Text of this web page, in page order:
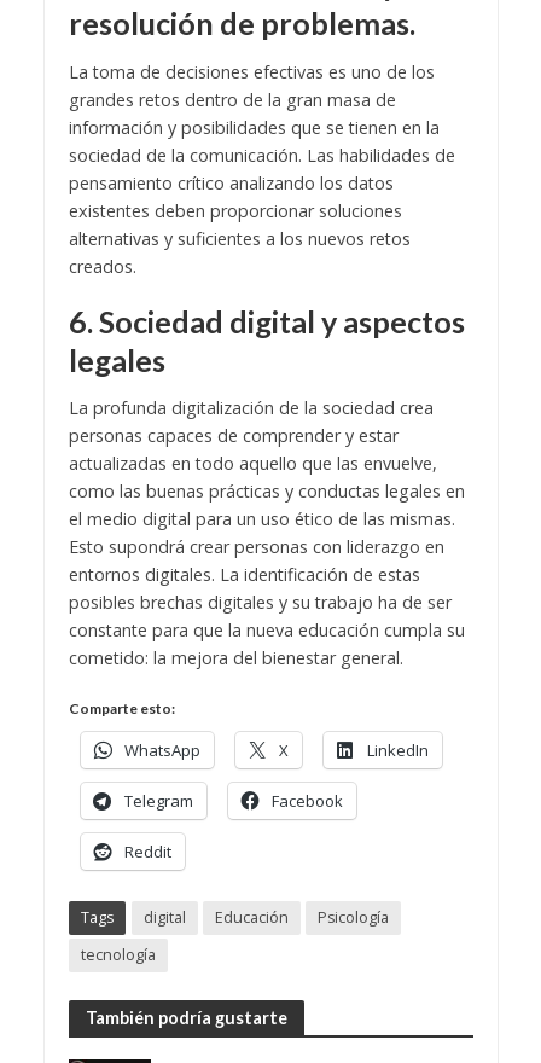
resolución de problemas.
La toma de decisiones efectivas es uno de los
grandes retos dentro de la gran masa de
información y posibilidades que se tienen en la
sociedad de la comunicación. Las habilidades de
pensamiento crítico analizando los datos
existentes deben proporcionar soluciones
alternativas y suficientes a los nuevos retos
creados.
6. Sociedad digital y aspectos
legales
La profunda digitalización de la sociedad crea
personas capaces de comprender y estar
actualizadas en todo aquello que las envuelve,
como las buenas prácticas y conductas legales en
el medio digital para un uso ético de las mismas.
Esto supondrá crear personas con liderazgo en
entornos digitales. La identificación de estas
posibles brechas digitales y su trabajo ha de ser
constante para que la nueva educación cumpla su
cometido: la mejora del bienestar general.
Comparte esto:
WhatsApp X LinkedIn
Telegram Facebook
Reddit
Tags digital Educación
Psicología
tecnología
También podría gustarte